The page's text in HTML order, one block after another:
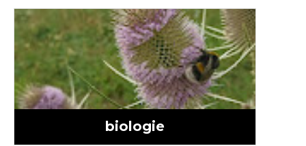
biologie